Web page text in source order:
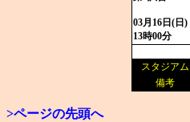
03月16日(日)
13時00分
スタジアム
備考
>ページの先頭へ